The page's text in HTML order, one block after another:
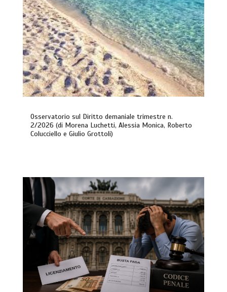
Osservatorio sul Diritto demaniale trimestre n.
2/2026 (di Morena Luchetti, Alessia Monica, Roberto
Colucciello e Giulio Grottoli)